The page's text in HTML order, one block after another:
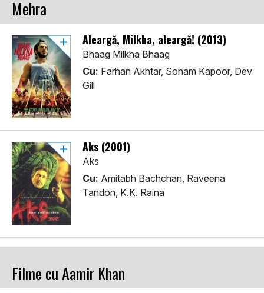
Mehra
Aleargă, Milkha, aleargă! (2013)
Bhaag Milkha Bhaag
Cu: Farhan Akhtar, Sonam Kapoor, Dev
Gill
Aks (2001)
Aks
Cu: Amitabh Bachchan, Raveena
Tandon, K.K. Raina
Filme cu Aamir Khan